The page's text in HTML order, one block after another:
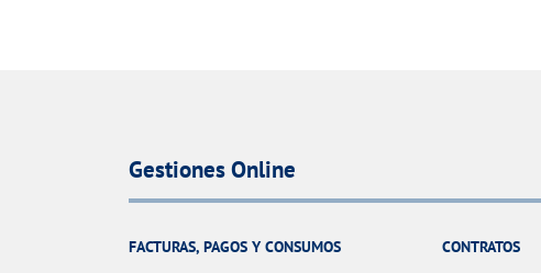
Gestiones Online
FACTURAS, PAGOS Y CONSUMOS
CONTRATOS